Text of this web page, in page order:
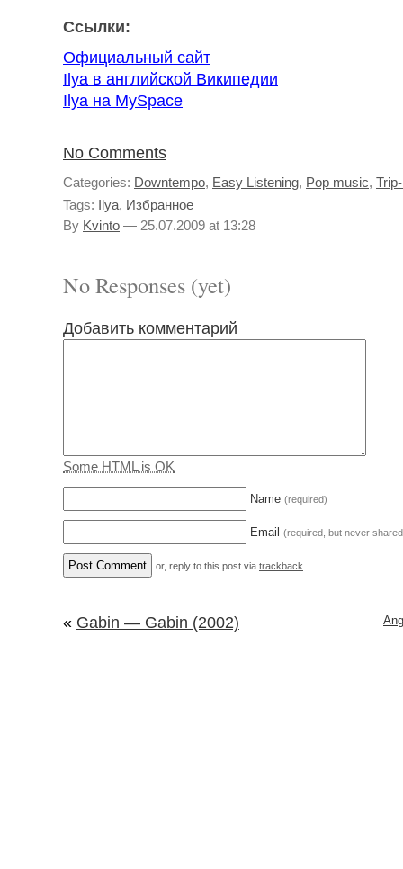
Ссылки:
Официальный сайт
Ilya в английской Википедии
Ilya на MySpace
No Comments
Categories: Downtempo, Easy Listening, Pop music,
Tags: Ilya, Избранное
By Kvinto — 25.07.2009 at 13:28
No Responses (yet)
Добавить комментарий
Some HTML is OK
Name (required)
Email (required, but never
or, reply to this post via trackback
« Gabin — Gabin (2002)